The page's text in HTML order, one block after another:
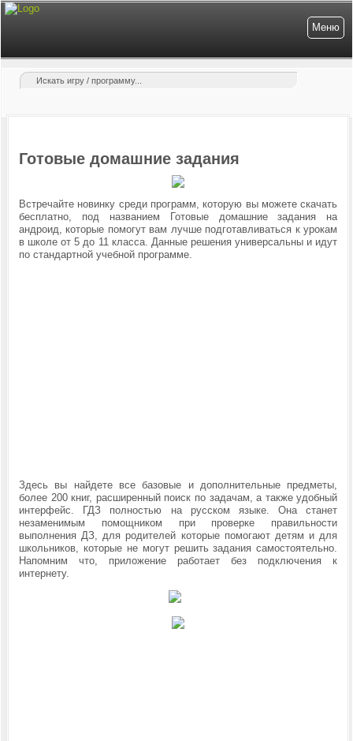
Меню
Готовые домашние задания
Встречайте новинку среди программ, которую вы можете скачать
бесплатно, под названием Готовые домашние задания на
андроид, которые помогут вам лучше подготавливаться к урокам
в школе от 5 до 11 класса. Данные решения универсальны и идут
по стандартной учебной программе.
Здесь вы найдете все базовые и дополнительные предметы,
более 200 книг, расширенный поиск по задачам, а также удобный
интерфейс. ГДЗ полностью на русском языке. Она станет
незаменимым помощником при проверке правильности
выполнения ДЗ, для родителей которые помогают детям и для
школьников, которые не могут решить задания самостоятельно.
Напомним что, приложение работает без подключения к
интернету.